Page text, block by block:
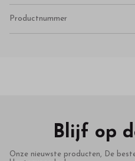
Productnummer
Blijf op
Onze nieuwste producten, De